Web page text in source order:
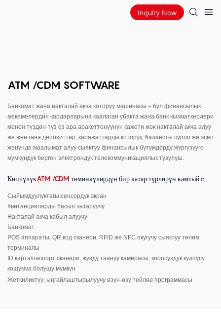
Inquiry Now
ATM /CDM SOFTWARE
Банкомат жана накталай акча которуу машинасы – бул финансылык
мекемелердин кардарларына каалаган убакта жана банк кызматкерлери
менен түздөн-түз өз ара аракеттенүүнүн кажети жок накталай акча алуу
же жөн гана депозиттер, каражаттарды которуу, балансты суроо же эсеп
жөнүндө маалымат алуу сыяктуу финансылык бүтүмдөрдү жүргүзүүгө
мүмкүндүк берген электрондук телекоммуникациялык түзүлүш.
КөпчүлүкATM /CDM төмөнкүлөрдүн бир катар түрлөрүн камтыйт:
Сыйымдуулуктагы сенсордук экран
Квитанцияларды басып чыгаруучу
Накталай акча кабыл алуучу
Банкомат
POS аппараты, QR код сканери, RFID же NFC окугучу сыяктуу төлөм
терминалы
ID карта/паспорт сканери, жүздү таануу камерасы, коопсуздук кулпусу
кошумча болушу мүмкүн
Жеткиликтүү, ыңгайлаштырылуучу өзүн-өзү тейлөө программасы